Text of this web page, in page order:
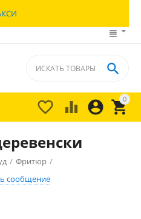
0


 

/ Фритюр /
сообщение